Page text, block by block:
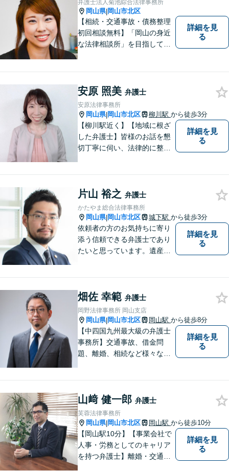
弁護士法人菊池綜合法律事務所
岡山県|岡山市北区
【相続・交通事故・債務整理
初回相談無料】「岡山の身近
な法律相談所」を目指してい
んなささいなことでも構いま
せん。お気軽にご相談くださ
い。【土曜日も受付可能】
【専用駐車場あり】
詳細を見
る
安原 照美 弁護士
安原法律事務所
岡山県|岡山市北区 柳川駅 から徒歩3分
【柳川駅近く】【地域に根ざ
した弁護士】皆様のお話を懇
切丁寧に伺い、法律的に整理
少しでも解決されますよう，
誠心誠意努力いたす所存で
す。皆様方のご来所をお待ち
しております。
詳細を見
る
片山 裕之 弁護士
かたやま総合法律事務所
岡山県|岡山市北区 城下駅 から徒歩3分
依頼者の方のお気持ちに寄り
添う信頼できる弁護士であり
たいと思っています。遺産分
にご相談ください。
詳細を見
る
畑佐 幸範 弁護士
岡野法律事務所 岡山支店
岡山県|岡山市北区 岡山駅 から徒歩8分
【中四国九州最大級の弁護士
事務所】交通事故、借金問
題、離婚、相続など様々な問
い！
詳細を見
る
山﨑 健一郎 弁護士
芙蓉法律事務所
岡山県|岡山市北区 岡山駅 から徒歩10分
【岡山駅10分】【事業会社で
人事・労務としてのキャリア
を持つ弁護士】離婚・交通事
詳細を見
る